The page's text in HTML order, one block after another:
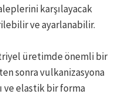
karşılayacak
ve ayarlanabilir.
üretimde önemli bir
sonra vulkanizasyona
ve elastik bir forma